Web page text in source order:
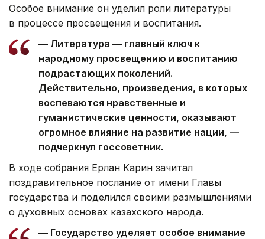
Особое внимание он уделил роли литературы
в процессе просвещения и воспитания.
— Литература — главный ключ к
народному просвещению и воспитанию
подрастающих поколений.
Действительно, произведения, в которых
воспеваются нравственные и
гуманистические ценности, оказывают
огромное влияние на развитие нации, —
подчеркнул госсоветник.
В ходе собрания Ерлан Карин зачитал
поздравительное послание от имени Главы
государства и поделился своими размышлениями
о духовных основах казахского народа.
— Государство уделяет особое внимание